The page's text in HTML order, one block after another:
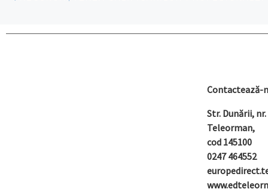
Contactează-
Str. Dunării,
Teleorman,
cod 145100
0247 464552